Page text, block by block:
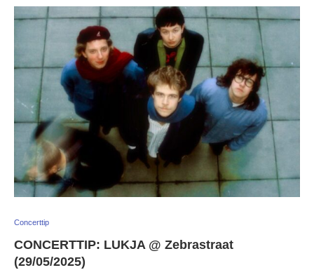
Concerttip
CONCERTTIP: LUKJA @ Zebrastraat
(29/05/2025)